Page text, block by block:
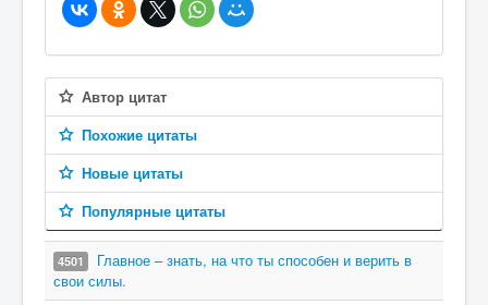
Автор цитат
Похожие цитаты
Новые цитаты
Популярные цитаты
4501
Главное – знать, на что ты способен и верить в
свои силы.